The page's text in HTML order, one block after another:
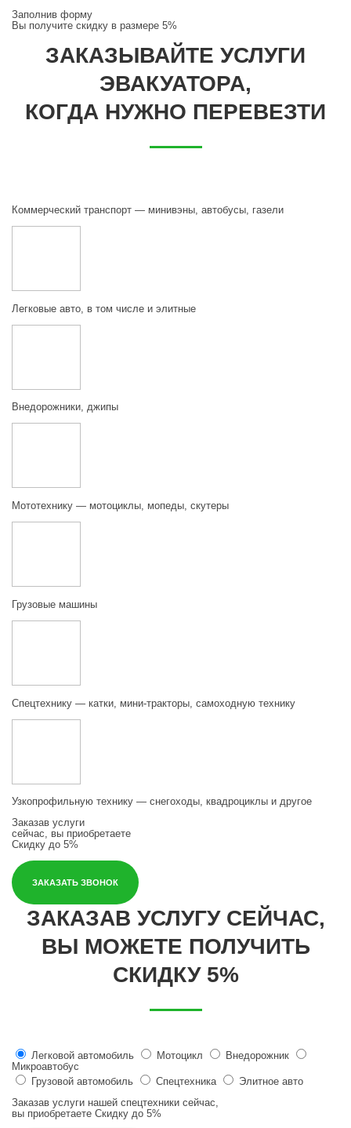
Заполнив форму
Вы получите скидку в размере 5%
ЗАКАЗЫВАЙТЕ УСЛУГИ
ЭВАКУАТОРА,
КОГДА НУЖНО ПЕРЕВЕЗТИ
Коммерческий транспорт — минивэны, автобусы, газели
Легковые авто, в том числе и элитные
Внедорожники, джипы
Мототехнику — мотоциклы, мопеды, скутеры
Грузовые машины
Спецтехнику — катки, мини-тракторы, самоходную технику
Узкопрофильную технику — снегоходы, квадроциклы и другое
Заказав услуги
сейчас, вы приобретаете
Скидку до 5%
ЗАКАЗАТЬ ЗВОНОК
ЗАКАЗАВ УСЛУГУ СЕЙЧАС,
ВЫ МОЖЕТЕ ПОЛУЧИТЬ
СКИДКУ 5%
Легковой автомобиль Мотоцикл
Внедорожник
Микроавтобус
Грузовой автомобиль
Спецтехника
Элитное авто
Заказав услуги нашей спецтехники сейчас,
вы приобретаете Скидку до 5%